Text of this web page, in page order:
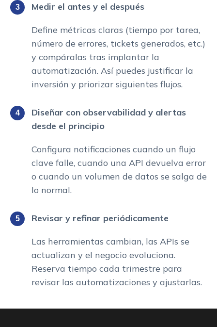
Medir el antes y el después
Define métricas claras (tiempo por tarea,
número de errores, tickets generados, etc.)
y compáralas tras implantar la
automatización. Así puedes justificar la
inversión y priorizar siguientes flujos.
Diseñar con observabilidad y alertas
desde el principio
Configura notificaciones cuando un flujo
clave falle, cuando una API devuelva error
o cuando un volumen de datos se salga de
lo normal.
Revisar y refinar periódicamente
Las herramientas cambian, las APIs se
actualizan y el negocio evoluciona.
Reserva tiempo cada trimestre para
revisar las automatizaciones y ajustarlas.